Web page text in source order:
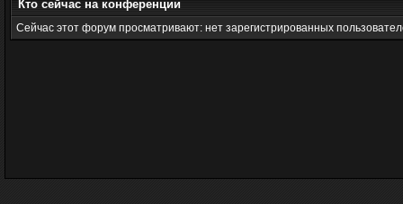
Кто сейчас на конференции
Сейчас этот форум просматривают: нет зарегистрированных